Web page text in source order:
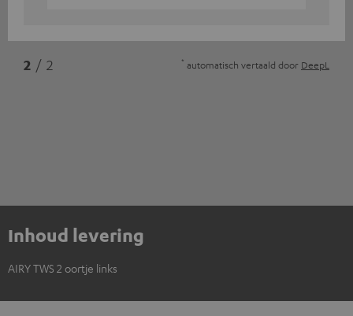
2 / 2 * automatisch vertaald door DeepL
Inhoud levering
AIRY TWS 2 oortje links